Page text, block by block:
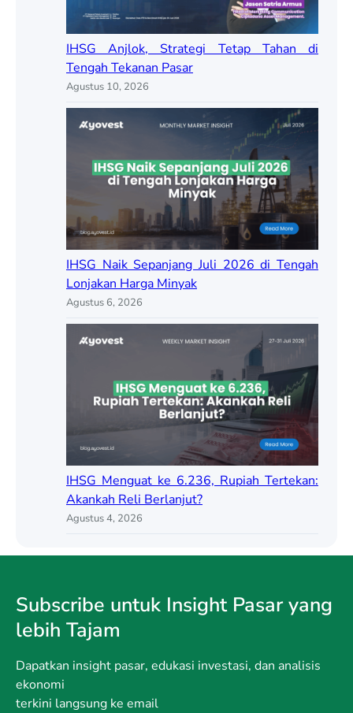
IHSG Anjlok, Strategi Tetap Tahan di
Tengah Tekanan Pasar
Agustus 10, 2026
IHSG Naik Sepanjang Juli 2026 di Tengah
Lonjakan Harga Minyak
Agustus 6, 2026
IHSG Menguat ke 6.236, Rupiah Tertekan:
Akankah Reli Berlanjut?
Agustus 4, 2026
Subscribe untuk Insight Pasar yang
lebih Tajam
Dapatkan insight pasar, edukasi investasi, dan analisis
ekonomi
terkini langsung ke email